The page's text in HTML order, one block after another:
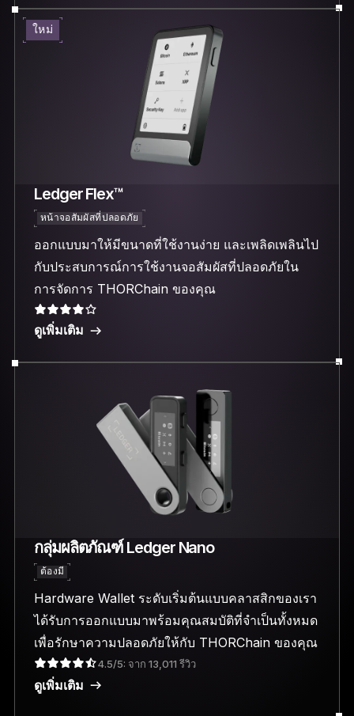
ใหม่
Ledger Flex™
หน้าจอสัมผัสที่ปลอดภัย
ออกแบบมาให้มีขนาดที่ใช้งานง่าย และเพลิดเพลินไป
กับประสบการณ์การใช้งานจอสัมผัสที่ปลอดภัยใน
การจัดการ THORChain ของคุณ
ดูเพิ่มเติม
กลุ่มผลิตภัณฑ์ Ledger Nano
ต้องมี
Hardware Wallet ระดับเริ่มต้นแบบคลาสสิกของเรา
ได้รับการออกแบบมาพร้อมคุณสมบัติที่จำเป็นทั้งหมด
เพื่อรักษาความปลอดภัยให้กับ THORChain ของคุณ
4.5/5: จาก 13,011 รีวิว
ดูเพิ่มเติม